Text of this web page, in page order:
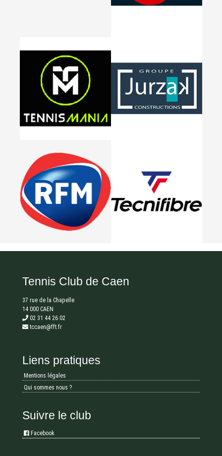
Tennis Club de Caen
37 rue de la Chapelle
14 000 CAEN
02 31 44 26 02
tccaen@fft.fr
Liens pratiques
Mentions légales
Qui sommes nous ?
Suivre le club
Facebook